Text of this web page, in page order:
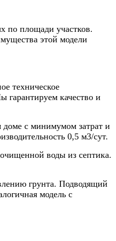
по площади участков.
этой модели
техническое
качество и
доме с минимумом затрат и
0,5 м3/сут.
воды из септика.
грунта. Подводящий
модель с